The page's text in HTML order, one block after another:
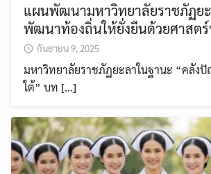
แผนพัฒนามหาวิทยาลัยราชภัฏย
พัฒนาท้องถิ่นให้ยั่งยืนด้วยศาสตร์
กันยายน 9, 2025
มหาวิทยาลัยราชภัฏยะลาในฐานะ “คลัง
ใต้” บท […]